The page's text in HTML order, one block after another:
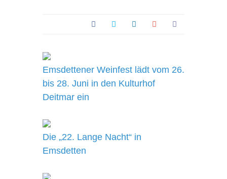
Emsdettener Weinfest lädt vom 26.
bis 28. Juni in den Kulturhof
Deitmar ein
Die „22. Lange Nacht“ in
Emsdetten